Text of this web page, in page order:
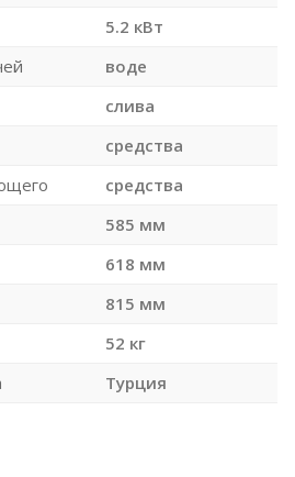
5.2 кВт
воде
слива
средства
средства
585 мм
618 мм
815 мм
52 кг
Турция